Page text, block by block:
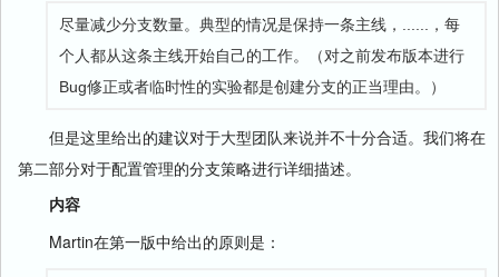
尽量减少分支数量。典型的情况是保持一条主线，......，每
个人都从这条主线开始自己的工作。（对之前发布版本进行
Bug修正或者临时性的实验都是创建分支的正当理由。）
但是这里给出的建议对于大型团队来说并不十分合适。我们将在
第二部分对于配置管理的分支策略进行详细描述。
内容
Martin在第一版中给出的原则是：